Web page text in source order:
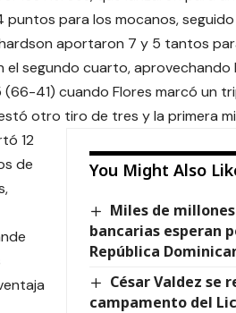
puntos para los mocanos,
aportaron 7 y 5 tantos
el segundo cuarto,
(66-41) cuando Flores marcó un
otro tiro de tres y la primera
You Might Also
Miles de
bancarias esperan
República
César Valdez se
campamento del
12
de